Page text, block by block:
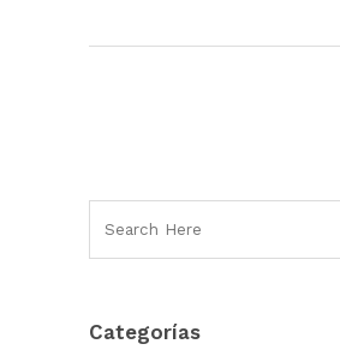
Categorías